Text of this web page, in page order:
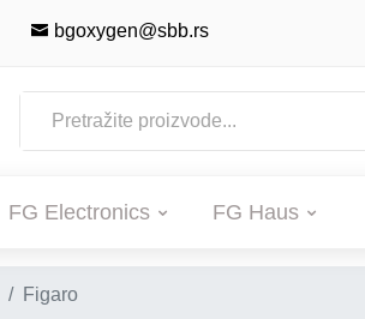
bgoxygen@sbb.rs
FG Electronics FG Haus
Figaro